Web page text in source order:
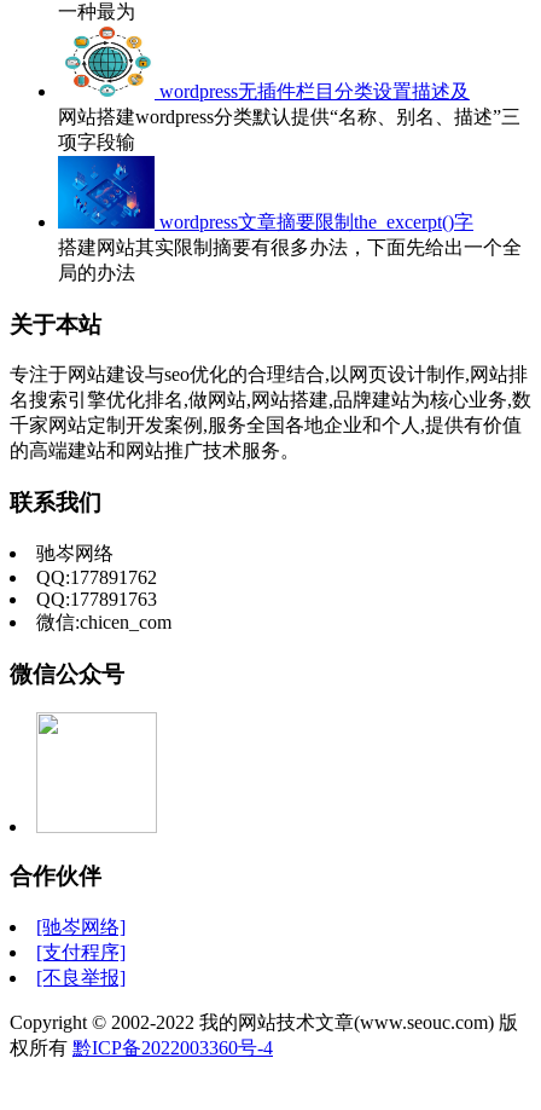
一种最为
wordpress无插件栏目分类设置描述及
网站搭建wordpress分类默认提供“名称、别名、描述”三
项字段输
wordpress文章摘要限制the_excerpt()字
搭建网站其实限制摘要有很多办法，下面先给出一个全
局的办法
关于本站
专注于网站建设与seo优化的合理结合,以网页设计制作,网站排
名搜索引擎优化排名,做网站,网站搭建,品牌建站为核心业务,数
千家网站定制开发案例,服务全国各地企业和个人,提供有价值
的高端建站和网站推广技术服务。
联系我们
驰岑网络
QQ:177891762
QQ:177891763
微信:chicen_com
微信公众号
合作伙伴
[驰岑网络]
[支付程序]
[不良举报]
Copyright © 2002-2022 我的网站技术文章(www.seouc.com) 版
权所有 黔ICP备2022003360号-4